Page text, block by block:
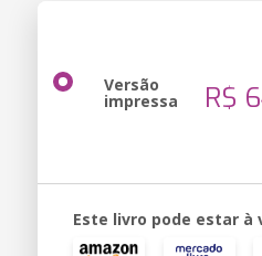
Versão
impressa R$
Este livro pode estar à